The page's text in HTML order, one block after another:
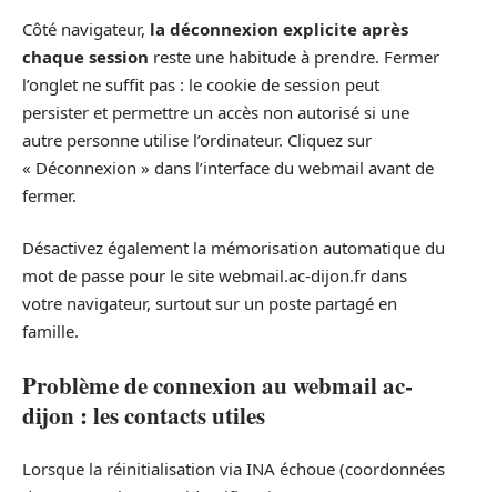
Côté navigateur, la déconnexion explicite après
chaque session reste une habitude à prendre. Fermer
l’onglet ne suffit pas : le cookie de session peut
persister et permettre un accès non autorisé si une
autre personne utilise l’ordinateur. Cliquez sur
« Déconnexion » dans l’interface du webmail avant de
fermer.
Désactivez également la mémorisation automatique du
mot de passe pour le site webmail.ac-dijon.fr dans
votre navigateur, surtout sur un poste partagé en
famille.
Problème de connexion au webmail ac-
dijon : les contacts utiles
Lorsque la réinitialisation via INA échoue (coordonnées